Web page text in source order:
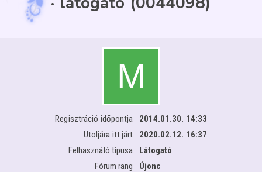
Regisztráció időpontja
2014.01.30. 14:33
Utoljára itt járt
2020.02.12. 16:37
Felhasználó típusa
Látogató
Fórum rang
Újonc